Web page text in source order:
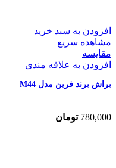
افزودن به سبد خرید
مشاهده سریع
مقایسه
افزودن به علاقه مندی
براش برند فرین مدل M44
780,000 تومان